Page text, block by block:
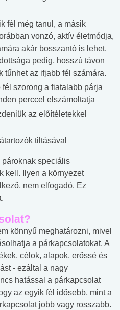
fél még tanul, a másik
vonzó, aktív életmódja,
akár bosszantó is lehet.
pedig, hosszú távon
tűnhet az ifjabb fél számára.
fél szorong a fiatalabb párja
perccel elszámoltatja
az előítéletekkel
tiltásával
speciális
kell. Ilyen a környezet
nem elfogadó. Ez
könnyű meghatározni, mivel
a párkapcsolatokat. A
célok, alapok, erőssé és
- ezáltal a nagy
hatással a párkapcsolat
az egyik fél idősebb, mint a
jobb vagy rosszabb.